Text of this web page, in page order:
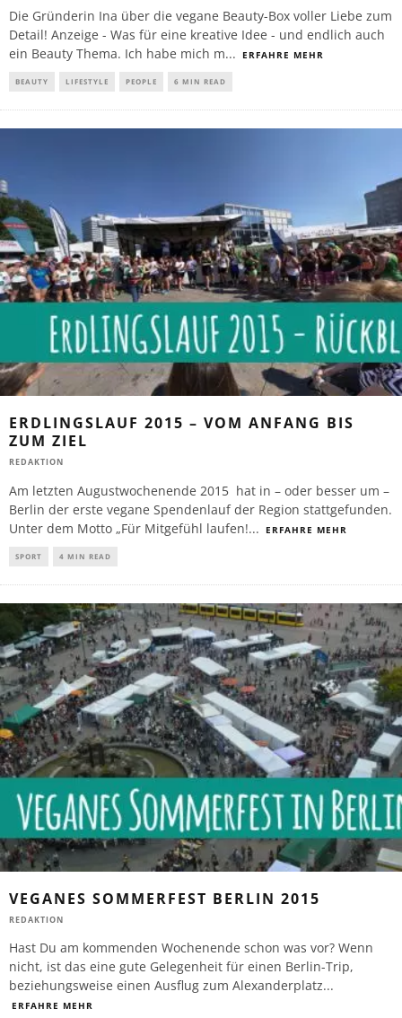
Die Gründerin Ina über die vegane Beauty-Box voller Liebe zum
Detail! Anzeige - Was für eine kreative Idee - und endlich auch
ein Beauty Thema. Ich habe mich m... ERFAHRE MEHR
BEAUTY LIFESTYLE PEOPLE 6 MIN READ
ERDLINGSLAUF 2015 – VOM ANFANG BIS
ZUM ZIEL
REDAKTION
Am letzten Augustwochenende 2015 hat in – oder besser um –
Berlin der erste vegane Spendenlauf der Region stattgefunden.
Unter dem Motto „Für Mitgefühl laufen!... ERFAHRE MEHR
SPORT 4 MIN READ
VEGANES SOMMERFEST BERLIN 2015
REDAKTION
Hast Du am kommenden Wochenende schon was vor? Wenn
nicht, ist das eine gute Gelegenheit für einen Berlin-Trip,
beziehungsweise einen Ausflug zum Alexanderplatz...
ERFAHRE MEHR